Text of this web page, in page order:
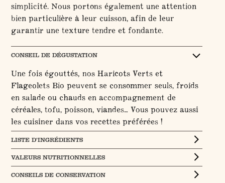
simplicité. Nous portons également une attention
bien particulière à leur cuisson, afin de leur
garantir une texture tendre et fondante.
CONSEIL DE DÉGUSTATION
Une fois égouttés, nos Haricots Verts et
Flageolets Bio peuvent se consommer seuls, froids
en salade ou chauds en accompagnement de
céréales, tofu, poisson, viandes… Vous pouvez aussi
les cuisiner dans vos recettes préférées !
LISTE D’INGRÉDIENTS
VALEURS NUTRITIONNELLES
CONSEILS DE CONSERVATION